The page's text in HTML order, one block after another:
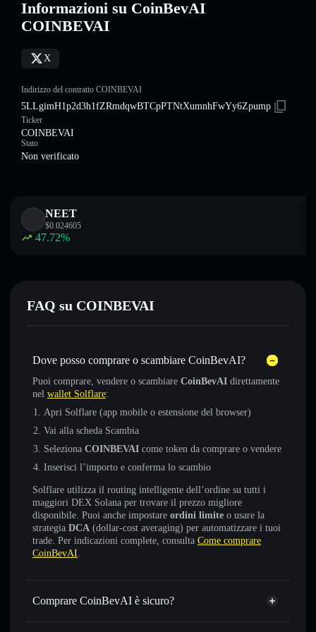
Informazioni su CoinBevAI
COINBEVAI
X
Indirizzo del contratto COINBEVAI
5LLgimH1p2d3h1fZRmdqwBTCpPTNtXumnhFwYy6Zpump
Ticker
COINBEVAI
Stato
Non verificato
NEET
$0.024605
47.72%
FAQ su COINBEVAI
Dove posso comprare o scambiare CoinBevAI?
Puoi comprare, vendere o scambiare CoinBevAI direttamente
nel wallet Solflare:
Apri Solflare (app mobile o estensione del browser)
Vai alla scheda Scambia
Seleziona COINBEVAI come token da comprare o vendere
Inserisci l’importo e conferma lo scambio
Solflare utilizza il routing intelligente dell’ordine su tutti i
maggiori DEX Solana per trovare il prezzo migliore
disponibile. Puoi anche impostare ordini limite o usare la
strategia DCA (dollar-cost averaging) per automatizzare i tuoi
trade. Per indicazioni complete, consulta Come comprare
CoinBevAI.
Comprare CoinBevAI è sicuro?
CoinBevAI non è verificato